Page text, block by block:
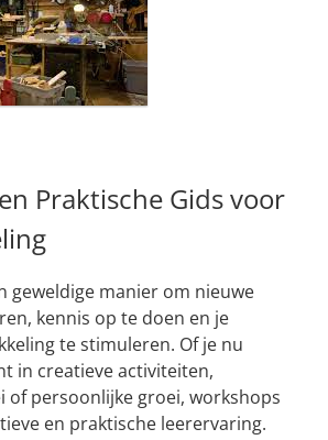
Praktische Gids voor
geweldige manier om nieuwe
kennis op te doen en je
te stimuleren. Of je nu
in creatieve activiteiten,
of persoonlijke groei, workshops
en praktische leerervaring.